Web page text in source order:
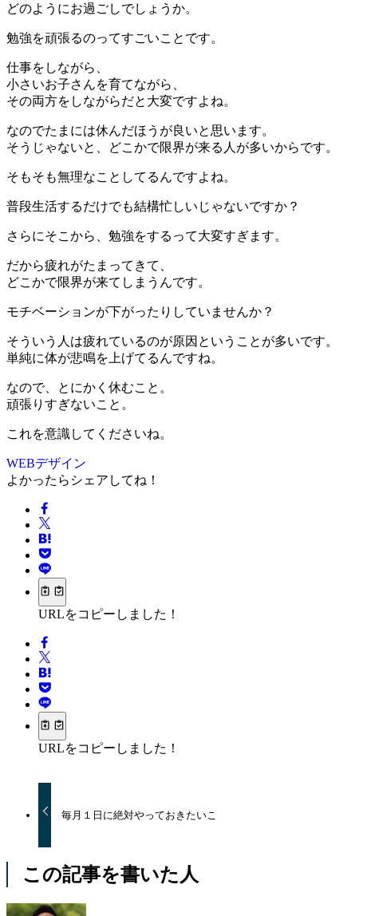
どのようにお過ごしでしょうか。
勉強を頑張るのってすごいことです。
仕事をしながら、
小さいお子さんを育てながら、
その両方をしながらだと大変ですよね。
なのでたまには休んだほうが良いと思います。
そうじゃないと、どこかで限界が来る人が多いからです。
そもそも無理なことしてるんですよね。
普段生活するだけでも結構忙しいじゃないですか？
さらにそこから、勉強をするって大変すぎます。
だから疲れがたまってきて、
どこかで限界が来てしまうんです。
モチベーションが下がったりしていませんか？
そういう人は疲れているのが原因ということが多いです。
単純に体が悲鳴を上げてるんですね。
なので、とにかく休むこと。
頑張りすぎないこと。
これを意識してくださいね。
WEBデザイン
よかったらシェアしてね！
URLをコピーしました！
URLをコピーしました！
毎月１日に絶対やっておきたいこ
この記事を書いた人